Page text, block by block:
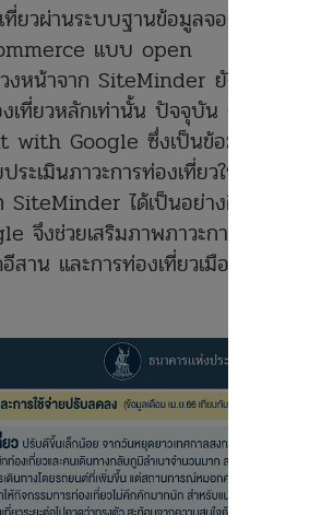
วผ่านระบบฐานข้อมูลจองห้อง
แบบ open
หน้าจาก SiteMinder ยังมีข้อ
ที่ยวหลักเท่านั้น ปัจจุบัน ธปท.
Google ซึ่งเป็นข้อมูลเร็ว
ะเมินภาวะการท่องเที่ยวให้
ได้เป็นอย่างดี การ
งช่วยเสริมภาพภาวะการท่อง
น และการท่องเที่ยวเมืองรอง